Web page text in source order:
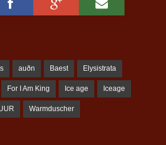
auðn Baest Elysistrata
For I Am King Ice age Iceage
Warmduscher